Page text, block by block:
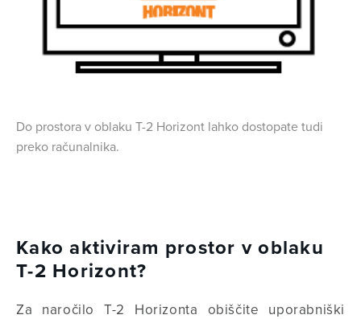
Do prostora v oblaku T-2 Horizont lahko dostopate tudi
preko računalnika.
Kako aktiviram prostor v oblaku
T-2 Horizont?
Za naročilo T-2 Horizonta obiščite uporabniški